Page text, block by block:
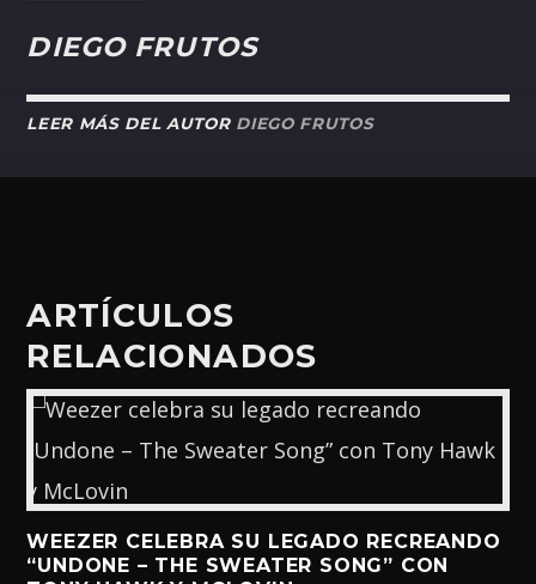
DIEGO FRUTOS
LEER MÁS DEL AUTOR DIEGO FRUTOS
ARTÍCULOS
RELACIONADOS
WEEZER CELEBRA SU LEGADO RECREANDO
“UNDONE – THE SWEATER SONG” CON